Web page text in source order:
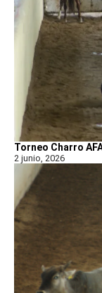
Torneo Charro
2 junio, 2026